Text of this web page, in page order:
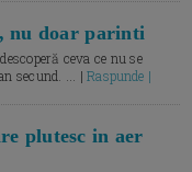
nu doar parinti
ceva ce nu se
secund. ... |Raspunde |
plutesc in aer